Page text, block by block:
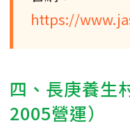
https://
四、長庚養生
2005營運）